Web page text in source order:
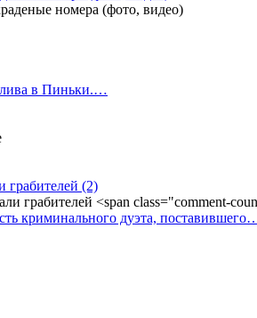
в Пиньки.…
грабителей (2)
криминального дуэта,